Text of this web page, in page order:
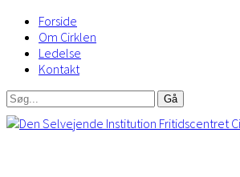
Forside
Om Cirklen
Ledelse
Kontakt